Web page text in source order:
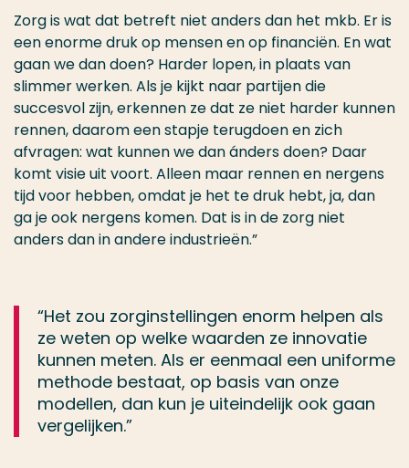
Zorg is wat dat betreft niet anders dan het mkb. Er is
een enorme druk op mensen en op financiën. En wat
gaan we dan doen? Harder lopen, in plaats van
slimmer werken. Als je kijkt naar partijen die
succesvol zijn, erkennen ze dat ze niet harder kunnen
rennen, daarom een stapje terugdoen en zich
afvragen: wat kunnen we dan ánders doen? Daar
komt visie uit voort. Alleen maar rennen en nergens
tijd voor hebben, omdat je het te druk hebt, ja, dan
ga je ook nergens komen. Dat is in de zorg niet
anders dan in andere industrieën.”
“Het zou zorginstellingen enorm helpen als
ze weten op welke waarden ze innovatie
kunnen meten. Als er eenmaal een uniforme
methode bestaat, op basis van onze
modellen, dan kun je uiteindelijk ook gaan
vergelijken.”